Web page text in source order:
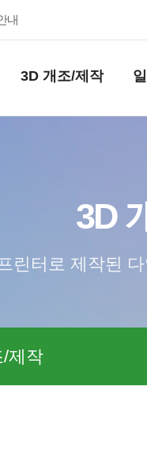
내
3D 개조/제작
3D
린터로 제작된
제작